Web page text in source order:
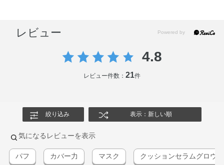
レビュー
4.8
レビュー件数： 21件
絞り込み 表示：新しい順
気になるレビューを表示
パフ カバー力 マスク クッションセラムグロウ